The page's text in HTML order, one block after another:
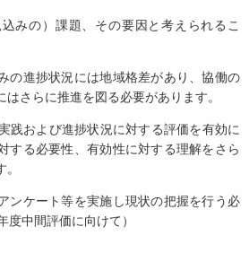
みの）課題、その要因と考えられるこ
の進捗状況には地域格差があり、協働の
さらに推進を図る必要があります。
践および進捗状況に対する評価を有効に
する必要性、有効性に対する理解をさら
ンケート等を実施し現状の把握を行う必
中間評価に向けて）